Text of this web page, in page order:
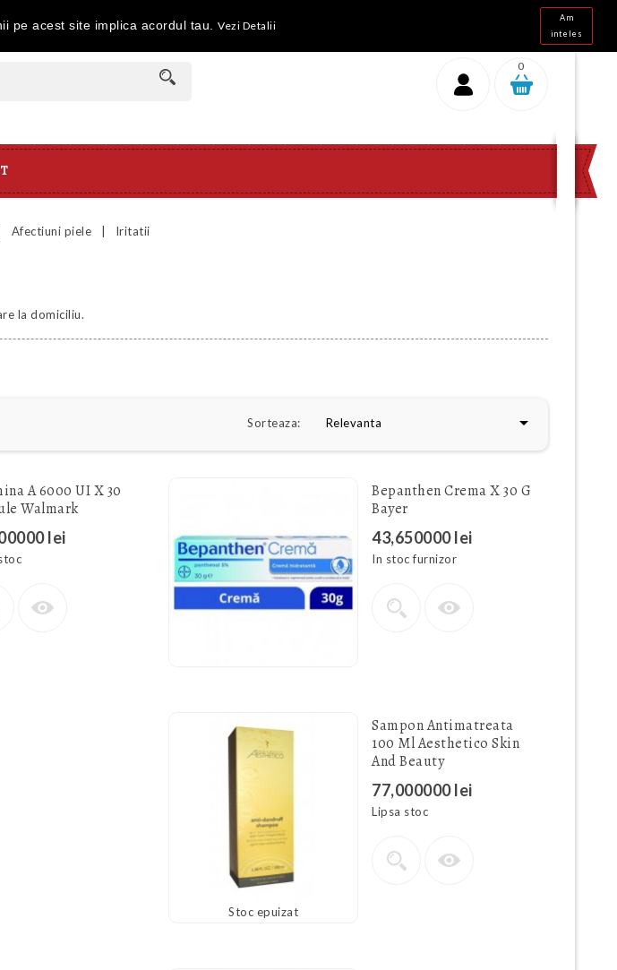
0
Afectiuni piele Iritatii
la domiciliu.
Sorteaza: Relevanta 
A 6000 UI X 30
Walmark
lei
Bepanthen Crema X 30 G
Bayer
43,650000 lei
In stoc furnizor
Stoc epuizat
Sampon Antimatreata
100 Ml Aesthetico Skin
And Beauty
77,000000 lei
Lipsa stoc
pe acest site implica acordul tau.Vezi Detalii
Am
inteles